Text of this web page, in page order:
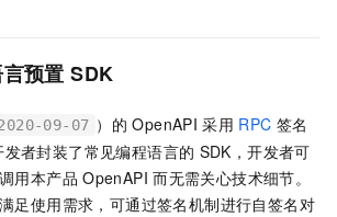
预置 SDK
09-07 ）的 OpenAPI 采用 RPC 签名
者封装了常见编程语言的 SDK，开发者可
用本产品 OpenAPI 而无需关心技术细节。
足使用需求，可通过签名机制进行自签名对